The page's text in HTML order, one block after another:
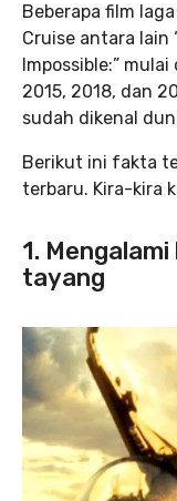
Beberapa film
Cruise antara lain
Impossible:”
2015, 2018, dan
sudah dikenal
Berikut ini fakta
terbaru. Kira-kira
1.
tayang